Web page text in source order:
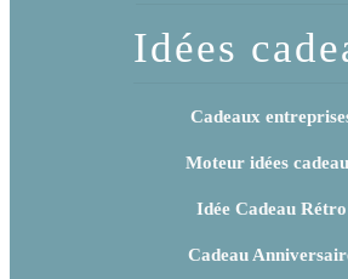
Idées
Cadeaux
Moteur idées
Idée Cadeau Rétro
Cadeau